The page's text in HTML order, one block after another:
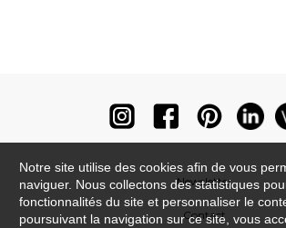
Newsletter
Contact
Notre site utilise des cookies afin de vous
naviguer. Nous collectons des statistiques
fonctionnalités du site et personnaliser le
poursuivant la navigation sur ce site, vous